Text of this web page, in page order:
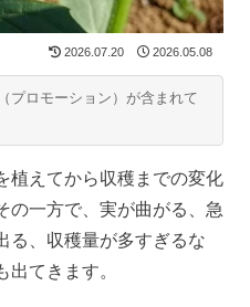
2026.07.20 2026.05.08
プロモーション）が含まれて
植えてから収穫までの変化
の一方で、実が曲がる、急
る、収穫量が多すぎるな
出てきます。